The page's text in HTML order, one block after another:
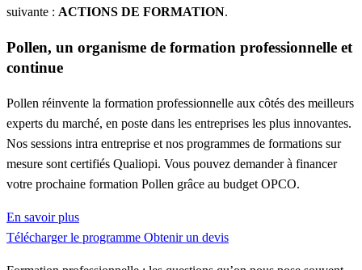
suivante : ACTIONS DE FORMATION.
Pollen, un organisme de formation professionnelle et
continue
Pollen réinvente la formation professionnelle aux côtés des meilleurs
experts du marché, en poste dans les entreprises les plus innovantes.
Nos sessions intra entreprise et nos programmes de formations sur
mesure sont certifiés Qualiopi. Vous pouvez demander à financer
votre prochaine formation Pollen grâce au budget OPCO.
En savoir plus
Télécharger le programme Obtenir un devis